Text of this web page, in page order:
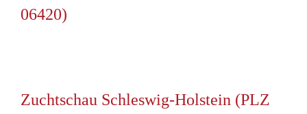
06420)
Zuchtschau Schleswig-Holstein (PLZ